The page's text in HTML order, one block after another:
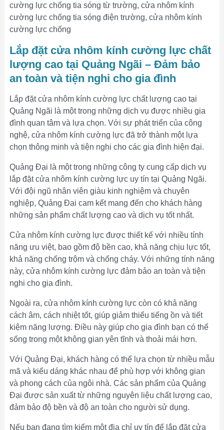
cường lực chống tia sóng từ trường, cửa nhôm kính
cường lực chống tia sóng điện trường, cửa nhôm kính
cường lực chống
Lắp đặt cửa nhôm kính cường lực chất
lượng cao tại Quảng Ngãi – Đảm bảo
an toàn và tiện nghi cho gia đình
Lắp đặt cửa nhôm kính cường lực chất lượng cao tại
Quảng Ngãi là một trong những dịch vụ được nhiều gia
đình quan tâm và lựa chọn. Với sự phát triển của công
nghệ, cửa nhôm kính cường lực đã trở thành một lựa
chọn thông minh và tiện nghi cho các gia đình hiện đại.
Quảng Đại là một trong những công ty cung cấp dịch vụ
lắp đặt cửa nhôm kính cường lực uy tín tại Quảng Ngãi.
Với đội ngũ nhân viên giàu kinh nghiệm và chuyên
nghiệp, Quảng Đại cam kết mang đến cho khách hàng
những sản phẩm chất lượng cao và dịch vụ tốt nhất.
Cửa nhôm kính cường lực được thiết kế với nhiều tính
năng ưu việt, bao gồm độ bền cao, khả năng chịu lực tốt,
khả năng chống trộm và chống cháy. Với những tính năng
này, cửa nhôm kính cường lực đảm bảo an toàn và tiện
nghi cho gia đình.
Ngoài ra, cửa nhôm kính cường lực còn có khả năng
cách âm, cách nhiệt tốt, giúp giảm thiểu tiếng ồn và tiết
kiệm năng lượng. Điều này giúp cho gia đình bạn có thể
sống trong một không gian yên tĩnh và thoải mái hơn.
Với Quảng Đại, khách hàng có thể lựa chọn từ nhiều mẫu
mã và kiểu dáng khác nhau để phù hợp với không gian
và phong cách của ngôi nhà. Các sản phẩm của Quảng
Đại được sản xuất từ những nguyên liệu chất lượng cao,
đảm bảo độ bền và độ an toàn cho người sử dụng.
Nếu bạn đang tìm kiếm một địa chỉ uy tín để lắp đặt cửa